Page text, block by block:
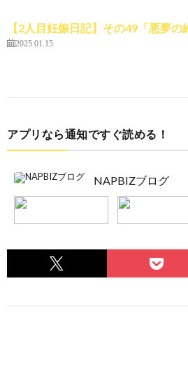
【2人目妊娠日記】その49「悪夢の
2025.01.15
アプリなら通知ですぐ読める！
NAPBIZブログ